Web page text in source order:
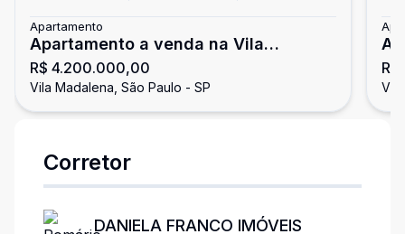
Apartamento
Apartamento a venda na Vila
Madalena com 3 suites e 167m2
R$ 4.200.000,00
Vila Madalena, São Paulo - SP
Corretor
DANIELA FRANCO IMÓVEIS